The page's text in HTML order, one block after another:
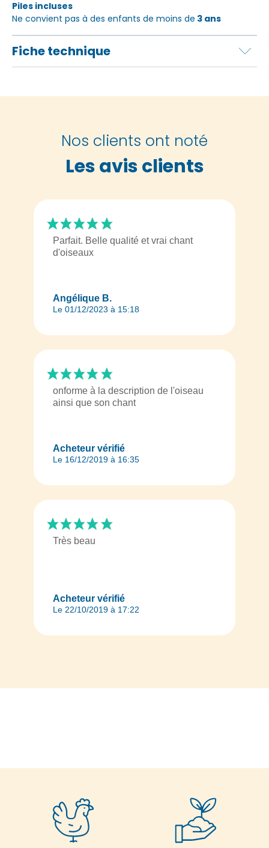
Piles incluses
Ne convient pas à des enfants de moins de 3 ans
Fiche technique
Nos clients ont noté
Les avis clients
Angélique B.
Le 01/12/2023 à 15:18
Parfait. Belle qualité et vrai chant
d'oiseaux
Acheteur vérifié
Le 16/12/2019 à 16:35
onforme à la description de l'oiseau
ainsi que son chant
Acheteur vérifié
Le 22/10/2019 à 17:22
Très beau